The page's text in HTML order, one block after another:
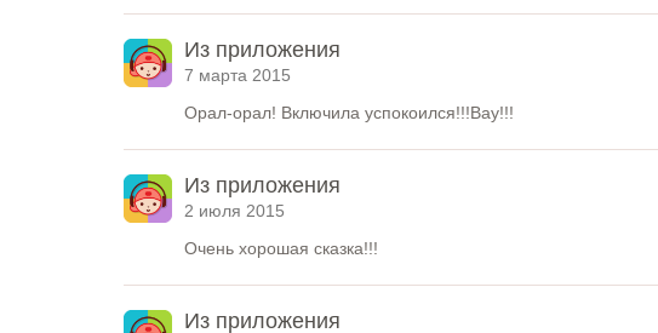
Из приложения
7 марта 2015
Орал-орал! Включила успокоился!!!Вау!!!
Из приложения
2 июля 2015
Очень хорошая сказка!!!
Из приложения